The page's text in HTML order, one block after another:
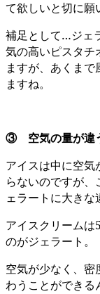
て欲しいと切に願
補足として…ジェ
気の高いピスタチ
ますが、あくま
ますね。
③ 空気の量が違
アイスは中に空気
らないのですが
ェラートに大きな
アイスクリーム
のがジェラート。
空気が少なく、
わうことができる